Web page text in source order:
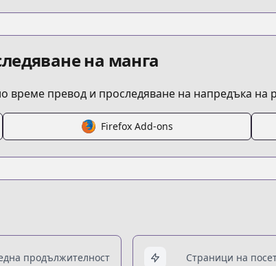
на манга
време превод и проследяване на напредъка на
Firefox Add-ons
продължителност Страници на